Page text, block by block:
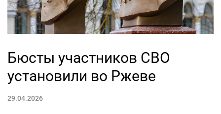
Бюсты участников СВО
установили во Ржеве
29.04.2026